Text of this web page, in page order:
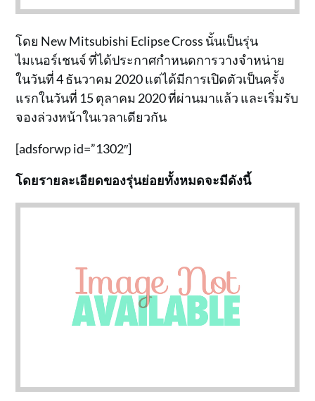
โดย New Mitsubishi Eclipse Cross นั้นเป็นรุ่น
ไมเนอร์เชนจ์ ที่ได้ประกาศกำหนดการวางจำหน่าย
ในวันที่ 4 ธันวาคม 2020 แต่ได้มีการเปิดตัวเป็นครั้ง
แรกในวันที่ 15 ตุลาคม 2020 ที่ผ่านมาแล้ว และเริ่มรับ
จองล่วงหน้าในเวลาเดียวกัน
[adsforwp id=”1302″]
โดยรายละเอียดของรุ่นย่อยทั้งหมดจะมีดังนี้